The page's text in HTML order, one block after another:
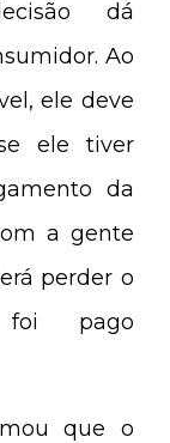
dá
Ao
ele deve
ele tiver
da
a gente
perder o
pago
que o